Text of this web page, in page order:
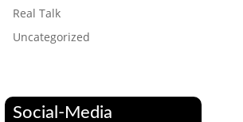
Real Talk
Uncategorized
Social-Media